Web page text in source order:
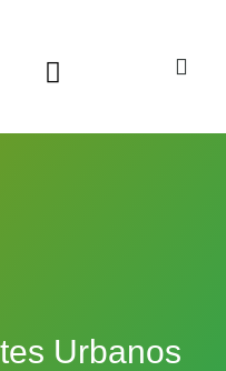
Urbanos